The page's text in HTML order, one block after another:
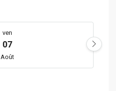
ven
07
Août